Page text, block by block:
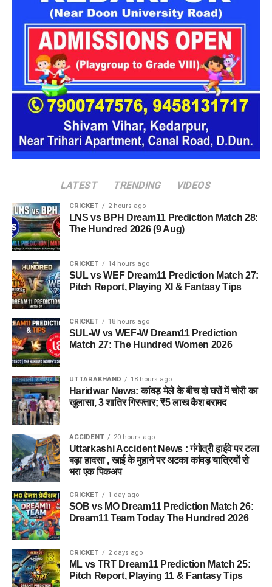
आपदा की स्थिति से निपटने के लिए आवश्यक तैयारियां बनाए रखने को कहा
गया है।
मौसम विभाग ने लोगों से अपील की है कि बिजली चमकने और तेज बारिश के
दौरान खुले स्थानों पर जाने से बचें तथा स्थानीय प्रशासन और मौसम विभाग
की ओर से जारी दिशा-निर्देशों का पालन करें।
अन्य जिलों में भी बारिश और बिजली गिरने
की संभावना
राज्य के बाकी जिलों में भी मौसम पूरी तरह साफ रहने की उम्मीद नहीं है।
कई स्थानों पर तेज बारिश के दौरके साथ गरज-चमक और बिजली गिरने की
संभावना व्यक्त की गई है। मौसम विभाग ने खुले क्षेत्रों, नदी-नालों और
8 अगस्त तक जारी रह सकता है मानसून
का असर
पूर्वानुमान के मुताबिक अगले कुछ दिनों तक प्रदेश में मानसून का प्रभाव बना
रहेगा। 8 अगस्त तक राज्य के अधिकांश हिस्सों में रुक-रुक कर बारिश का
सिलसिला जारी रहने की संभावना है। ऐसे में पर्वतीय क्षेत्रों की यात्रा करने
वाले लोगों को मौसम की ताजा जानकारी लेकर ही सफर करने की सलाह दी
गई है।
LATEST TRENDING VIDEOS
CRICKET 2 hours ago
LNS vs BPH Dream11 Prediction Match 28:
The Hundred 2026 (9 Aug)
CRICKET 14 hours ago
SUL vs WEF Dream11 Prediction Match 27:
Pitch Report, Playing XI & Fantasy Tips
CRICKET 18 hours ago
SUL-W vs WEF-W Dream11 Prediction
Match 27: The Hundred Women 2026
UTTARAKHAND 18 hours ago
Haridwar News: कांवड़ मेले के बीच दो घरों में चोरी का
खुलासा, 3 शातिर गिरफ्तार; ₹5 लाख कैश बरामद
ACCIDENT 20 hours ago
Uttarkashi Accident News : गंगोत्री हाईवे पर टला
बड़ा हादसा , खाई के मुहाने पर अटका कांवड़ यात्रियों से
भरा एक पिकअप
CRICKET 1 day ago
SOB vs MO Dream11 Prediction Match 26:
Dream11 Team Today The Hundred 2026
CRICKET 2 days ago
ML vs TRT Dream11 Prediction Match 25:
Pitch Report, Playing 11 & Fantasy Tips